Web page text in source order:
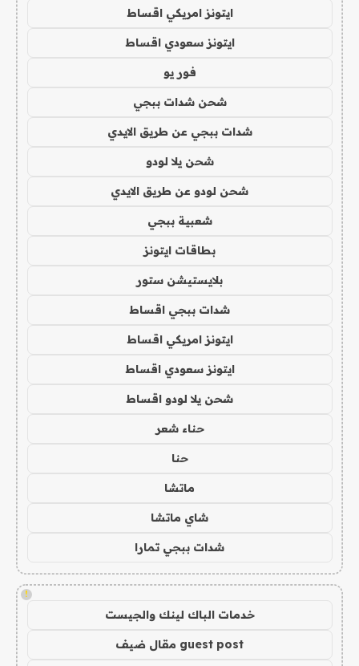
ايتونز امريكي اقساط
ايتونز سعودي اقساط
فور يو
شحن شدات ببجي
شدات ببجي عن طريق الايدي
شحن يلا لودو
شحن لودو عن طريق الايدي
شعبية ببجي
بطاقات ايتونز
بلايستيشن ستور
شدات ببجي اقساط
ايتونز امريكي اقساط
ايتونز سعودي اقساط
شحن يلا لودو اقساط
حناء شعر
حنا
ماتشا
شاي ماتشا
شدات ببجي تمارا
!
خدمات الباك لينك والجيست
guest post مقال ضيف